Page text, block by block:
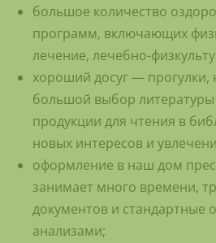
большое количество
программ, включающих
лечение, лечебно-
хороший досуг — прогулки,
большой выбор литературы
продукции для чтения в
новых интересов и
оформление в наш дом
занимает много времени,
документов и стандартные
анализами;